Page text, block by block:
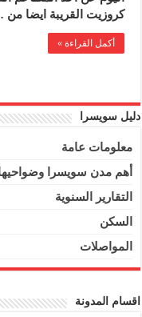
كروزيت القريبة ايضا
أكمل القراءة »
دليل سويسرا
معلومات عامة
أهم مدن سويسرا
التقارير السنوية
السكن
المواصلات
اقسام المدونة